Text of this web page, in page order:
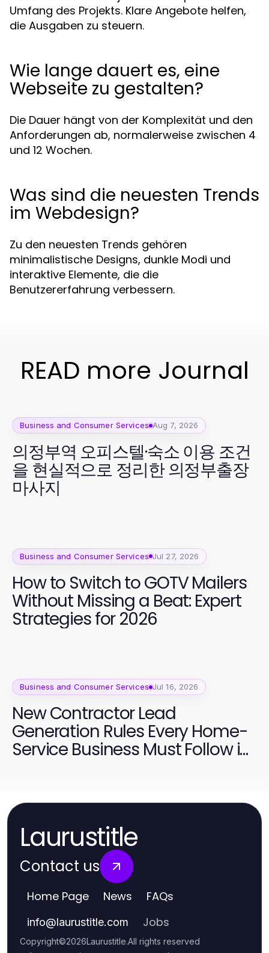
Umfang des Projekts. Klare Angebote helfen,
die Ausgaben zu steuern.
Wie lange dauert es, eine
Webseite zu gestalten?
Die Dauer hängt von der Komplexität und den
Anforderungen ab, normalerweise zwischen 4
und 12 Wochen.
Was sind die neuesten Trends
im Webdesign?
Zu den neuesten Trends gehören
minimalistische Designs, dunkle Modi und
interaktive Elemente, die die
Benutzererfahrung verbessern.
READ more Journal
Business and Consumer Services Aug 7, 2026
의정부역 오피스텔·숙소 이용 조건
을 현실적으로 정리한 의정부출장
마사지
Business and Consumer Services Jul 27, 2026
How to Switch to GOTV Mailers
Without Missing a Beat: Expert
Strategies for 2026
Business and Consumer Services Jul 16, 2026
New Contractor Lead
Generation Rules Every Home-
Service Business Must Follow in
Laurustitle
Contact us
Home Page News FAQs
info@laurustitle.com Jobs
Copyright©2026Laurustitle.All rights reserved